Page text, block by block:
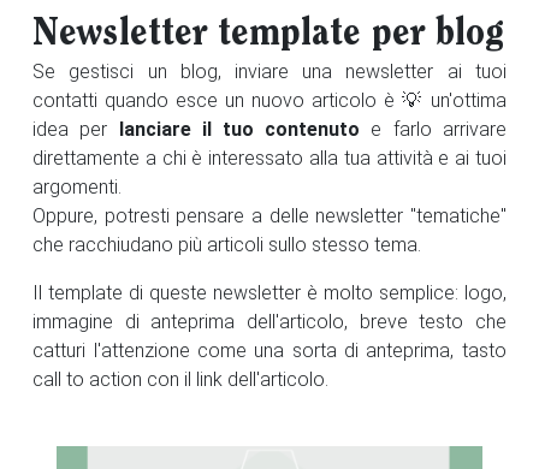
Newsletter template per blog
Se gestisci un blog, inviare una newsletter ai tuoi
contatti quando esce un nuovo articolo è 💡 un'ottima
idea per lanciare il tuo contenuto e farlo arrivare
direttamente a chi è interessato alla tua attività e ai tuoi
argomenti.
Oppure, potresti pensare a delle newsletter "tematiche"
che racchiudano più articoli sullo stesso tema.
Il template di queste newsletter è molto semplice: logo,
immagine di anteprima dell'articolo, breve testo che
catturi l'attenzione come una sorta di anteprima, tasto
call to action con il link dell'articolo.